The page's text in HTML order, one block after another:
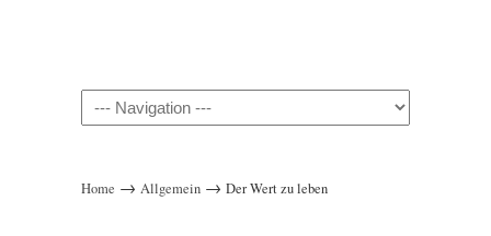
Navigation
Home → Allgemein → Der Wert zu leben